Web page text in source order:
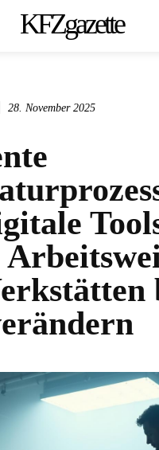
KFZgazette
28. November 2025